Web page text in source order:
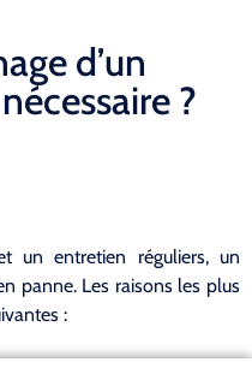
d’un
?
un entretien réguliers, un
panne. Les raisons les plus
: